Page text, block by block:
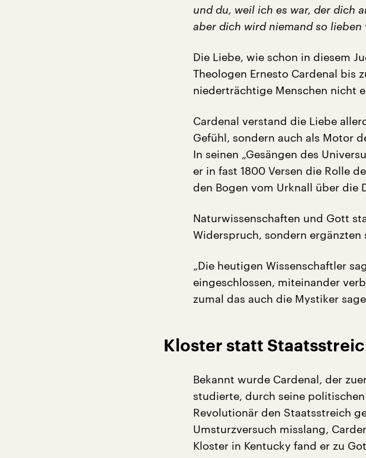
und du, weil ich es war, der dich
aber dich wird niemand so lieben
Die Liebe, wie schon in diesem
Theologen Ernesto Cardenal bis
niederträchtige Menschen nicht
Cardenal verstand die Liebe
Gefühl, sondern auch als Motor
In seinen „Gesängen des
er in fast 1800 Versen die Rolle
den Bogen vom Urknall über die
Naturwissenschaften und Gott
Widerspruch, sondern ergänzten
„Die heutigen Wissenschaftler
eingeschlossen, miteinander
zumal das auch die Mystiker
Kloster statt
Bekannt wurde Cardenal, der
studierte, durch seine
Revolutionär den Staatsstreich
Umsturzversuch misslang,
Kloster in Kentucky fand er zu